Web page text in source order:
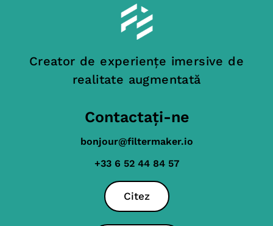
Creator de experiențe imersive de
realitate augmentată
Contactați-ne
bonjour@filtermaker.io
+33 6 52 44 84 57
Citez